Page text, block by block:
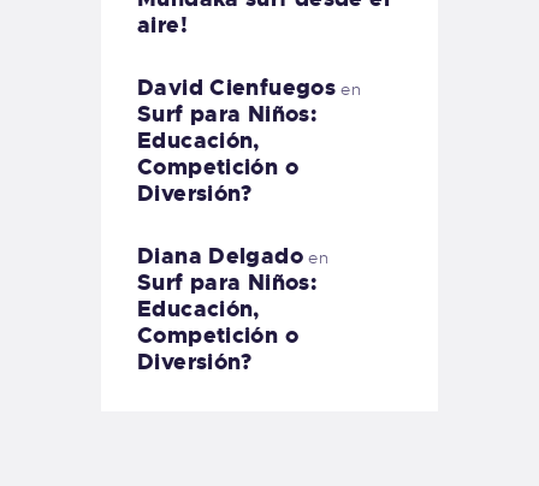
aire!
David Cienfuegos en
Surf para Niños:
Educación,
Competición o
Diversión?
Diana Delgadoen
Surf para Niños:
Educación,
Competición o
Diversión?